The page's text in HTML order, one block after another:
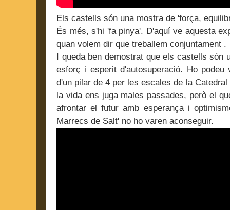
Els castells són una mostra de 'força,
És més, s'hi 'fa pinya'. D'aquí ve aquesta
quan volem dir que treballem conjuntament .
I queda ben demostrat que els castells són
esforç i esperit d'autosuperació. Ho podeu
d'un pilar de 4 per les escales de la
la vida ens juga males passades, però el
afrontar el futur amb esperança i
Marrecs de Salt' no ho varen aconseguir.